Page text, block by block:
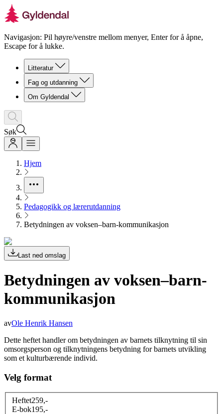
Navigasjon: Pil høyre/venstre mellom menyer, Enter for å åpne,
Escape for å lukke.
Litteratur
Fag og utdanning
Om Gyldendal
Søk
Hjem
Pedagogikk og lærerutdanning
Betydningen av voksen–barn-kommunikasjon
Last ned omslag
Betydningen av voksen–barn-
kommunikasjon
avOle Henrik Hansen
Dette heftet handler om betydningen av barnets tilknytning til sin
omsorgsperson og tilknytningens betydning for barnets utvikling
som et kulturbærende individ.
Velg format
Heftet259,-
E-bok195,-